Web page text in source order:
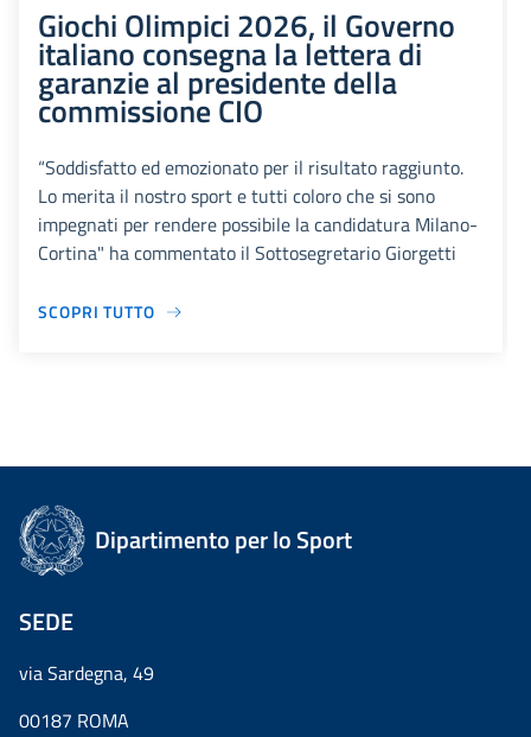
Giochi Olimpici 2026, il Governo
italiano consegna la lettera di
garanzie al presidente della
commissione CIO
“Soddisfatto ed emozionato per il risultato raggiunto.
Lo merita il nostro sport e tutti coloro che si sono
impegnati per rendere possibile la candidatura Milano-
Cortina" ha commentato il Sottosegretario Giorgetti
SCOPRI TUTTO
Dipartimento per lo Sport
SEDE
via Sardegna, 49
00187 ROMA